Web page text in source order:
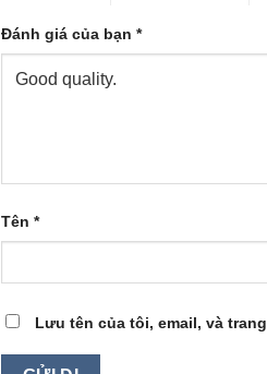
Đánh giá của bạn *
Tên *
Lưu tên của tôi, email, và